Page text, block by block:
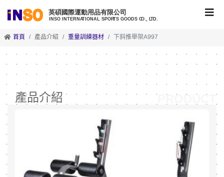
首頁 產品介紹 重量訓練器材 下斜推舉架A997
產品介紹 PRODUCT